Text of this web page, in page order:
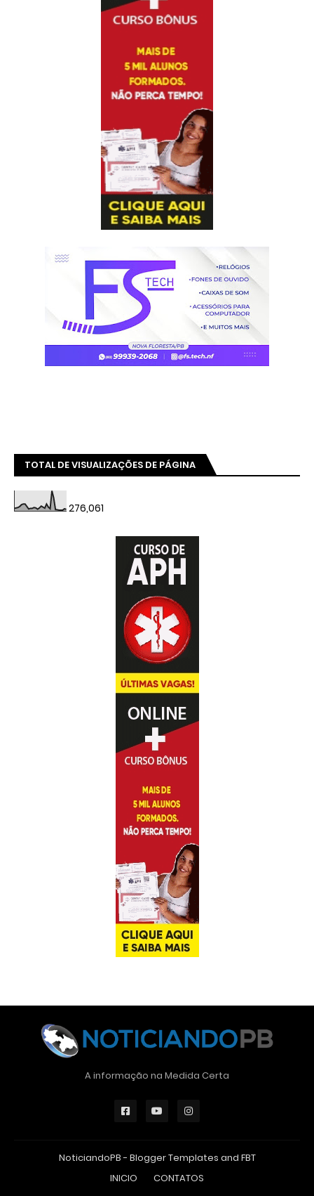
TOTAL DE VISUALIZAÇÕES DE PÁGINA
276,061
A informação na Medida Certa
NoticiandoPB - Blogger Templates and FBT
INICIO
CONTATOS